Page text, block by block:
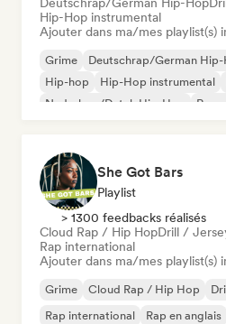
Hip-Hop instrumental
Ajouter dans ma/mes playlist(s)
Grime Deutschrap/German Hip-
Hip-hop
Hip-Hop instrumental
Nederhop/Dutch Hip-Hop
Rap
She Got Bars
Playlist
> 1300 feedbacks réalisés
Cloud Rap / Hip HopDrill /
Rap international
Ajouter dans ma/mes playlist(s)
Grime Cloud Rap / Hip Hop
Rap international
Rap en anglais